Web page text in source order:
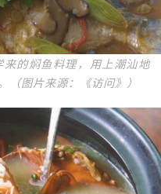
的焖鱼料理，用上潮汕地
（图片来源：《访问》）